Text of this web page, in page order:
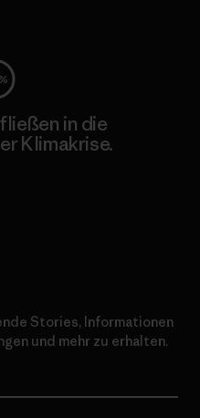
in die
Klimakrise.
Stories, Informationen
und mehr zu erhalten.